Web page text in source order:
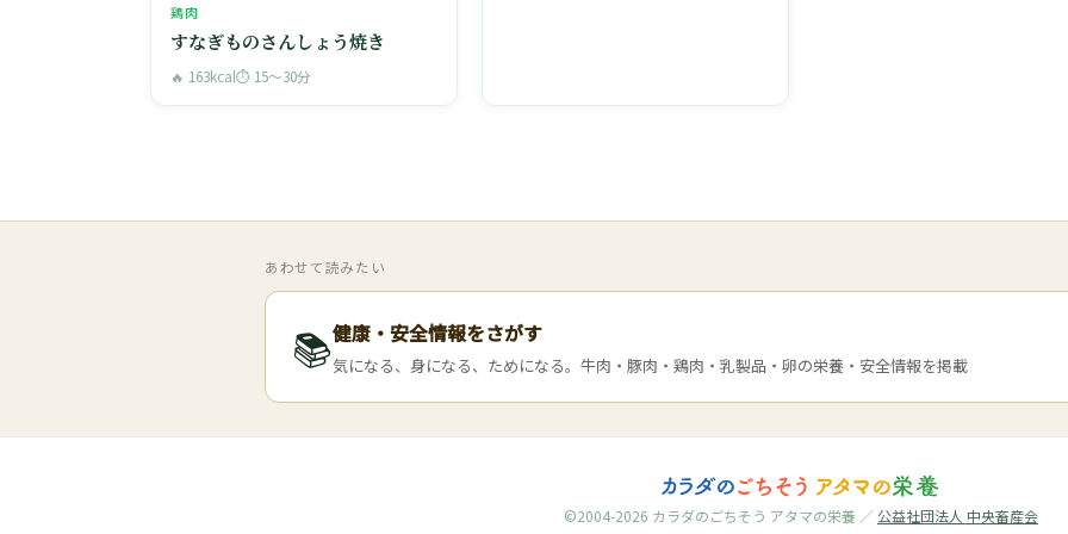
鶏肉
すなぎものさんしょう焼き
🔥 163kcal⏱ 15〜30分
あわせて読みたい
📚健康・安全情報をさがす
気になる、身になる、ためになる。牛肉・豚肉・鶏肉・乳製品・卵の栄養・安全情報を掲載
©2004-2026 カラダのごちそう アタマの栄養 ／公益社団法人 中央畜産会